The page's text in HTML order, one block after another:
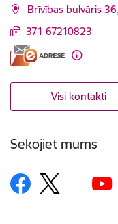
Brīvības bulvāris
371 67210823
Visi kontakti
Sekojiet mums